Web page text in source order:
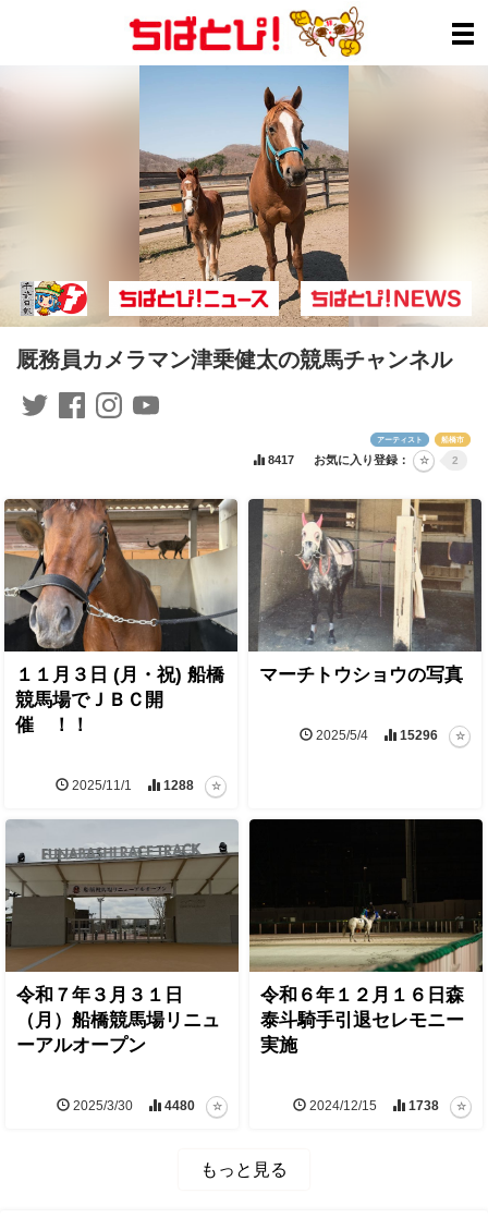
厩務員カメラマン津乗健太の競馬チャンネル
アーティスト 船橋市
8417 お気に入り登録： 2
１１月３日 (月・祝) 船橋
競馬場でＪＢＣ開
催 ！！
2025/11/1 1288
マーチトウショウの写真
2025/5/4 15296
令和７年３月３１日
（月）船橋競馬場リニュ
ーアルオープン
2025/3/30 4480
令和６年１２月１６日森
泰斗騎手引退セレモニー
実施
2024/12/15 1738
もっと見る